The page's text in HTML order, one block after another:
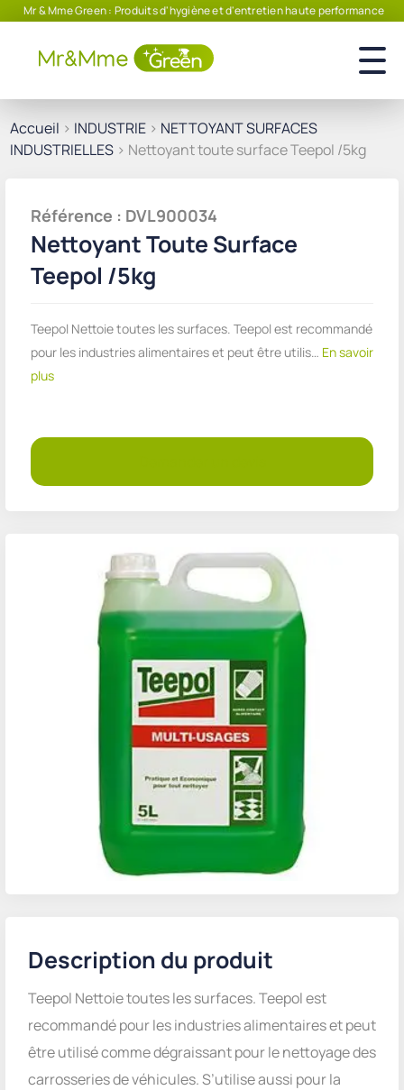
Mr & Mme Green : Produits d'hygiène et d'entretien haute performance
Accueil > INDUSTRIE > NETTOYANT SURFACES
INDUSTRIELLES > Nettoyant toute surface Teepol /5kg
Description du produit
Teepol Nettoie toutes les surfaces. Teepol est
recommandé pour les industries alimentaires et peut
être utilisé comme dégraissant pour le nettoyage des
carrosseries de véhicules. S’utilise aussi pour la
Référence : DVL900034
Nettoyant Toute Surface
Teepol /5kg
Teepol Nettoie toutes les surfaces. Teepol est recommandé
pour les industries alimentaires et peut être utilis… En savoir
plus